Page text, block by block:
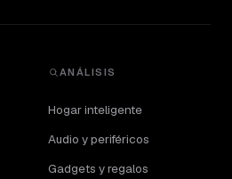
ANÁLISIS
Hogar inteligente
Audio y periféricos
Gadgets y regalos